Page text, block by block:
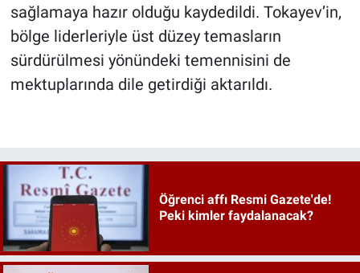
sağlamaya hazır olduğu kaydedildi. Tokayev’in,
bölge liderleriyle üst düzey temasların
sürdürülmesi yönündeki temennisini de
mektuplarında dile getirdiği aktarıldı.
Öğrenci affı Resmi Gazete'de!
Peki kimler faydalanacak?